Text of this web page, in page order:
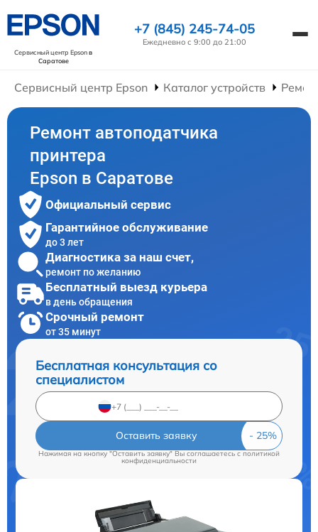
Сервисный центр Epsonв
Саратове
+7 (845) 245-74-05
Ежедневно с 9:00 до 21:00
Сервисный центр Epson Каталог устройств
Ремонт автоподатчика
принтера
Epson в Саратове
Официальный сервис
Гарантийное обслуживание
до 3 лет
Диагностика за наш счет,
ремонт по желанию
Бесплатный выезд курьера
в день обращения
Срочный ремонт
от 35 минут
Бесплатная консультация со
специалистом
Оставить заявку
Нажимая на кнопку "Оставить заявку" Вы соглашаетесь cполитикой
конфиденциальности